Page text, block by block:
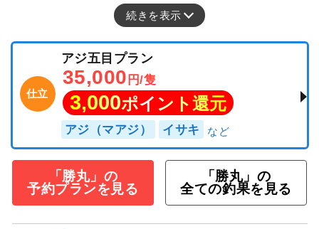
続きを表示
仕立
アジ五目プラン
35,000 円/隻
3,000ポイント還元
アジ（マアジ） イサキ
「勝丸」の
予約プランを見る
「勝丸」の
全ての釣果を見る